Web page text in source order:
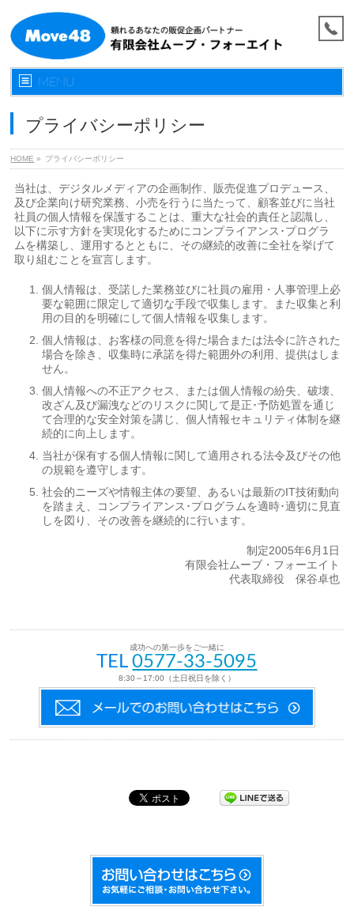
MENU
プライバシーポリシー
HOME » プライバシーポリシー
当社は、デジタルメディアの企画制作、販売促進プロデュース、
及び企業向け研究業務、小売を行うに当たって、顧客並びに当社
社員の個人情報を保護することは、重大な社会的責任と認識し、
以下に示す方針を実現化するためにコンプライアンス･プログラ
ムを構築し、運用するとともに、その継続的改善に全社を挙げて
取り組むことを宣言します。
個人情報は、受諾した業務並びに社員の雇用・人事管理上必
要な範囲に限定して適切な手段で収集します。また収集と利
用の目的を明確にして個人情報を収集します。
個人情報は、お客様の同意を得た場合または法令に許された
場合を除き、収集時に承諾を得た範囲外の利用、提供はしま
せん。
個人情報への不正アクセス、または個人情報の紛失、破壊、
改ざん及び漏洩などのリスクに関して是正･予防処置を通じ
て合理的な安全対策を講じ、個人情報セキュリティ体制を継
続的に向上します。
当社が保有する個人情報に関して適用される法令及びその他
の規範を遵守します。
社会的ニーズや情報主体の要望、あるいは最新のIT技術動向
を踏まえ、コンプライアンス･プログラムを適時･適切に見直
しを図り、その改善を継続的に行います。
制定2005年6月1日
有限会社ムーブ・フォーエイト
代表取締役 保谷卓也
成功への第一歩をご一緒に
TEL0577-33-5095
8:30～17:00（土日祝日を除く）